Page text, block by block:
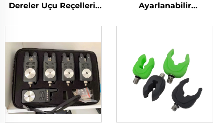
Dereler Uçu Reçelleri-
Ayarlanabilir
CarpOn TerrainMaster